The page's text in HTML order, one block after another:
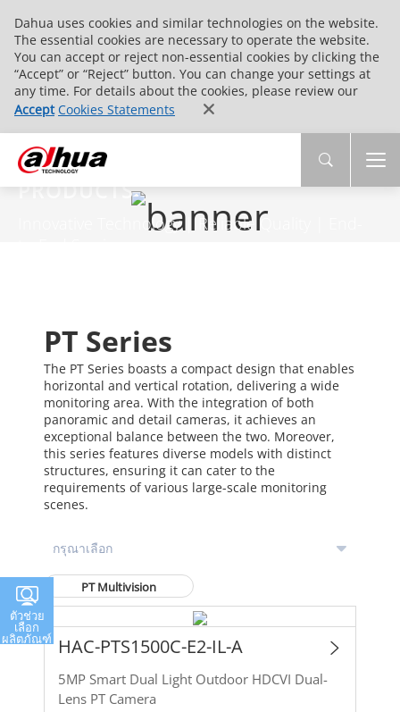
Dahua uses cookies and similar technologies on the website.
The essential cookies are necessary to operate the website.
You can accept or reject non-essential cookies by clicking the
“Accept” or “Reject” button. You can change your settings at
any time. For details about the cookies, please review our
Accept Cookies Statements
PRODUCTS
Innovative Technology | Reliable Quality | End-
PT Series
The PT Series boasts a compact design that enables
horizontal and vertical rotation, delivering a wide
monitoring area. With the integration of both
panoramic and detail cameras, it achieves an
exceptional balance between the two. Moreover,
this series features diverse models with distinct
structures, ensuring it can cater to the
requirements of various large-scale monitoring
scenes.
PT Multivision
HAC-PTS1500C-E2-IL-A
5MP Smart Dual Light Outdoor HDCVI Dual-
Lens PT Camera
ตัวช่วย
เลือก
ผลิตภัณฑ์